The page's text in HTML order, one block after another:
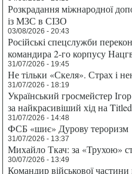
Розкрадання міжнародної
із МЗС в СІЗО
03/08/2026 - 20:43
Російські спецслужби
командира 2-го корпусу
31/07/2026 - 19:45
Не тільки «Скеля». Страх і
31/07/2026 - 18:19
Український гросмейстер
за найкрасивіший хід на
31/07/2026 - 14:48
ФСБ «шиє» Дурову тероризм
31/07/2026 - 13:37
Михайло Ткач: за «Трухою»
30/07/2026 - 13:49
Командир військової